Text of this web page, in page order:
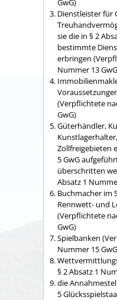
GwG)
Dienstleister für
sie die in § 2
bestimmte
erbringen
Nummer 13
(Verpflichtete
GwG)
Güterhändler,
Zollfreigebieten
5 GwG
überschritten
Absatz 1
Buchmacher im
Rennwett- und
(Verpflichtete
GwG)
Spielbanken
Nummer 15
§ 2 Absatz 1
die
5